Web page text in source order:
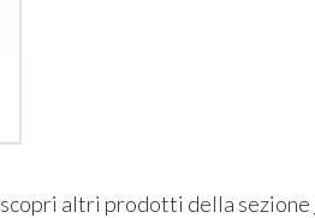
scopri altri prodotti della sezione